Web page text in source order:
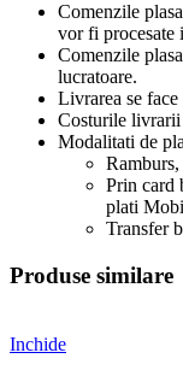
Comenzile
vor fi procesate
Comenzile
lucratoare.
Livrarea se
Costurile livrarii
Modalitati de
Prin card
plati
Transfer
Produse similare
Inchide